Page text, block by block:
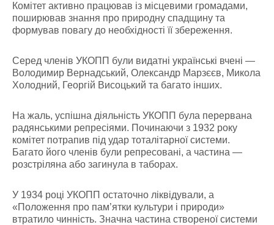
Комітет активно працював із місцевими громадами,
поширював знання про природну спадщину та
формував повагу до необхідності її збереження.
Серед членів УКОПП були видатні українські вчені —
Володимир Вернадський, Олександр Марзєєв, Микола
Холодний, Георгій Висоцький та багато інших.
На жаль, успішна діяльність УКОПП була перервана
радянськими репресіями. Починаючи з 1932 року
комітет потрапив під удар тоталітарної системи.
Багато його членів були репресовані, а частина —
розстріляна або загинула в таборах.
У 1934 році УКОПП остаточно ліквідували, а
«Положення про пам’ятки культури і природи»
втратило чинність. Значна частина створеної системи